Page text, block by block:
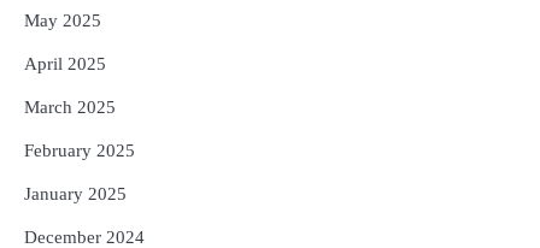
May 2025
April 2025
March 2025
February 2025
January 2025
December 2024